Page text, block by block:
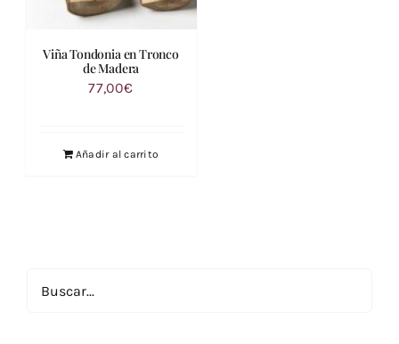
Viña Tondonia en Tronco
de Madera
77,00€
Añadir al carrito